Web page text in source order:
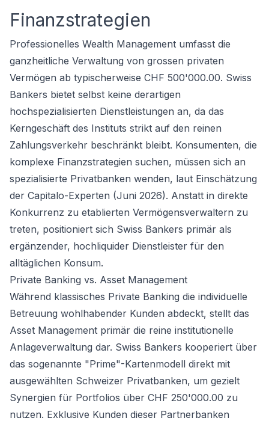
Finanzstrategien
Professionelles Wealth Management umfasst die
ganzheitliche Verwaltung von grossen privaten
Vermögen ab typischerweise CHF 500'000.00. Swiss
Bankers bietet selbst keine derartigen
hochspezialisierten Dienstleistungen an, da das
Kerngeschäft des Instituts strikt auf den reinen
Zahlungsverkehr beschränkt bleibt. Konsumenten, die
komplexe Finanzstrategien suchen, müssen sich an
spezialisierte Privatbanken wenden, laut Einschätzung
der Capitalo-Experten (Juni 2026). Anstatt in direkte
Konkurrenz zu etablierten Vermögensverwaltern zu
treten, positioniert sich Swiss Bankers primär als
ergänzender, hochliquider Dienstleister für den
alltäglichen Konsum.
Private Banking vs. Asset Management
Während klassisches Private Banking die individuelle
Betreuung wohlhabender Kunden abdeckt, stellt das
Asset Management primär die reine institutionelle
Anlageverwaltung dar. Swiss Bankers kooperiert über
das sogenannte "Prime"-Kartenmodell direkt mit
ausgewählten Schweizer Privatbanken, um gezielt
Synergien für Portfolios über CHF 250'000.00 zu
nutzen. Exklusive Kunden dieser Partnerbanken